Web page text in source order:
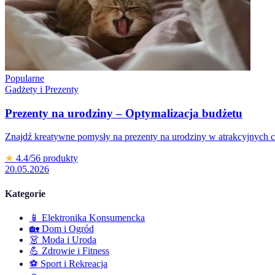
Popularne
Gadżety i Prezenty
Prezenty na urodziny – Optymalizacja budżetu
Znajdź kreatywne pomysły na prezenty na urodziny w atrakcyjnych
★ 4.4/56 produkty
20.05.2026
Kategorie
📱 Elektronika Konsumencka
🏡 Dom i Ogród
👗 Moda i Uroda
💪 Zdrowie i Fitness
⚽ Sport i Rekreacja